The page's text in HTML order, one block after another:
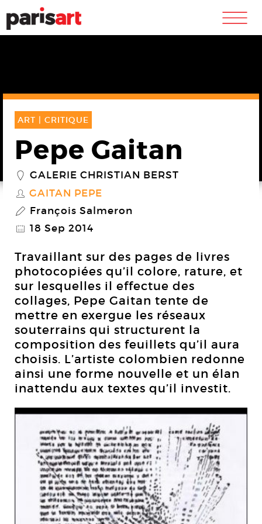
m
ART | CRITIQUE
Pepe Gaitan
_ GALERIE CHRISTIAN BERST
S GAITAN PEPE
P François Salmeron
@ 18 Sep 2014
Travaillant sur des pages de livres
photocopiées qu’il colore, rature, et
sur lesquelles il effectue des
collages, Pepe Gaitan tente de
mettre en exergue les réseaux
souterrains qui structurent la
composition des feuillets qu’il aura
choisis. L’artiste colombien redonne
ainsi une forme nouvelle et un élan
inattendu aux textes qu’il investit.